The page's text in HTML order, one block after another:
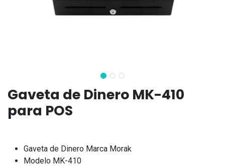
Gaveta de Dinero MK-410
para POS
Gaveta de Dinero Marca Morak
Modelo MK-410